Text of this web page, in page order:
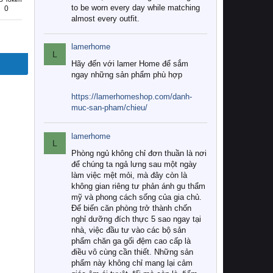
0
to be worn every day while matching
almost every outfit.
L
lamerhome
Hãy đến với lamer Home để sắm
ngay những sản phẩm phù hợp
https://lamerhomeshop.com/danh-
muc-san-pham/chieu/
L
lamerhome
Phòng ngủ không chỉ đơn thuần là nơi
để chúng ta ngả lưng sau một ngày
làm việc mệt mỏi, mà đây còn là
không gian riêng tư phản ánh gu thẩm
mỹ và phong cách sống của gia chủ.
Để biến căn phòng trở thành chốn
nghỉ dưỡng đích thực 5 sao ngay tại
nhà, việc đầu tư vào các bộ sản
phẩm chăn ga gối đệm cao cấp là
điều vô cùng cần thiết. Những sản
phẩm này không chỉ mang lại cảm